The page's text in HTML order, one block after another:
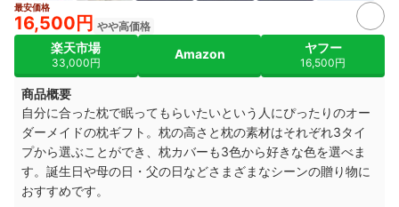
最安価格
16,500円 やや高価格
楽天市場
33,000円
Amazon ヤフー
16,500円
商品概要
自分に合った枕で眠ってもらいたいという人にぴったりのオー
ダーメイドの枕ギフト。枕の高さと枕の素材はそれぞれ3タイ
プから選ぶことができ、枕カバーも3色から好きな色を選べま
す。 誕生日や母の日・父の日などさまざまなシーンの贈り物に
おすすめです。